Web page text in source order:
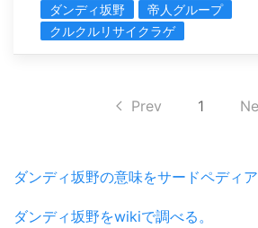
ダンディ坂野
帝人グループ
クルクルリサイクラゲ
Prev 1
ダンディ坂野の意味をサードペディ
ダンディ坂野をwikiで調べる。